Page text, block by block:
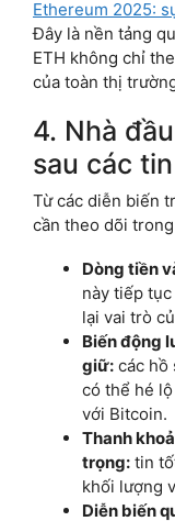
Ethereum 2025:
Đây là nền tảng
ETH không chỉ
của toàn thị
4. Nhà
sau các
Từ các diễn biến
cần theo dõi
Dòng tiền
này tiếp
lại vai trò
Biến động
giữ: các hồ
có thể hé
với Bitcoin.
Thanh
trọng: tin
khối lượng
Diễn biến